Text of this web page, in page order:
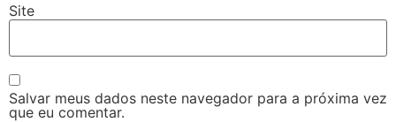
Site
Salvar meus dados neste navegador para a próxima vez
que eu comentar.